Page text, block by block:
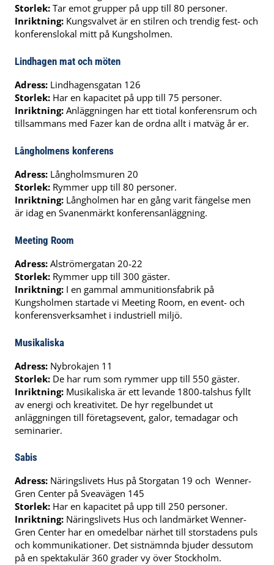
Storlek: Tar emot grupper på upp till 80 personer.
Inriktning: Kungsvalvet är en stilren och trendig fest- och
konferenslokal mitt på Kungsholmen.
Lindhagen mat och möten
Adress: Lindhagensgatan 126
Storlek: Har en kapacitet på upp till 75 personer.
Inriktning: Anläggningen har ett tiotal konferensrum och
tillsammans med Fazer kan de ordna allt i matväg år er.
Långholmens konferens
Adress: Långholmsmuren 20
Storlek: Rymmer upp till 80 personer.
Inriktning: Långholmen har en gång varit fängelse men
är idag en Svanenmärkt konferensanläggning.
Meeting Room
Adress: Alströmergatan 20-22
Storlek: Rymmer upp till 300 gäster.
Inriktning: I en gammal ammunitionsfabrik på
Kungsholmen startade vi Meeting Room, en event- och
konferensverksamhet i industriell miljö.
Musikaliska
Adress: Nybrokajen 11
Storlek: De har rum som rymmer upp till 550 gäster.
Inriktning: Musikaliska är ett levande 1800-talshus fyllt
av energi och kreativitet. De hyr regelbundet ut
anläggningen till företagsevent, galor, temadagar och
seminarier.
Sabis
Adress: Näringslivets Hus på Storgatan 19 och Wenner-
Gren Center på Sveavägen 145
Storlek: Har en kapacitet på upp till 250 personer.
Inriktning: Näringslivets Hus och landmärket Wenner-
Gren Center har en omedelbar närhet till storstadens puls
och kommunikationer. Det sistnämnda bjuder dessutom
på en spektakulär 360 grader vy över Stockholm.